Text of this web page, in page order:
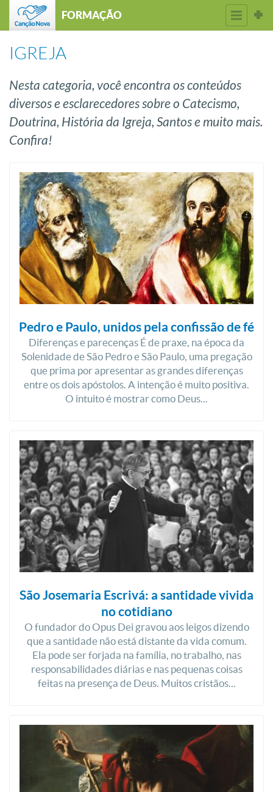
FORMAÇÃO
IGREJA
Nesta categoria, você encontra os conteúdos
diversos e esclarecedores sobre o Catecismo,
Doutrina, História da Igreja, Santos e muito mais.
Confira!
Pedro e Paulo, unidos pela confissão de fé
Diferenças e parecenças É de praxe, na época da
Solenidade de São Pedro e São Paulo, uma pregação
que prima por apresentar as grandes diferenças
entre os dois apóstolos. A intenção é muito positiva.
O intuito é mostrar como Deus...
São Josemaria Escrivá: a santidade vivida
no cotidiano
O fundador do Opus Dei gravou aos leigos dizendo
que a santidade não está distante da vida comum.
Ela pode ser forjada na família, no trabalho, nas
responsabilidades diárias e nas pequenas coisas
feitas na presença de Deus. Muitos cristãos...